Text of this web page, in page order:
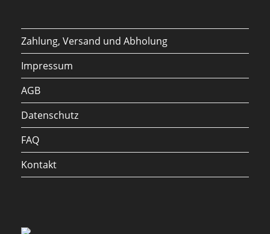
Zahlung, Versand und Abholung
Impressum
AGB
Datenschutz
FAQ
Kontakt